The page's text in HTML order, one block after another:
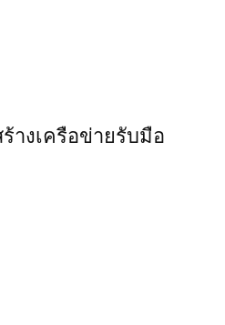
ร้างเครือข่ายรับมือ